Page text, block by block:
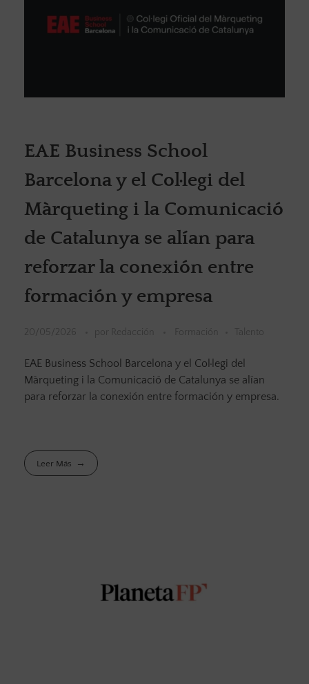
EAE Business School
Barcelona y el Col·legi del
Màrqueting i la Comunicació
de Catalunya se alían para
reforzar la conexión entre
formación y empresa
20/05/2026 por Redacción Formación Talento
EAE Business School Barcelona y el Col·legi del
Màrqueting i la Comunicació de Catalunya se alían
para reforzar la conexión entre formación y empresa.
Leer Más